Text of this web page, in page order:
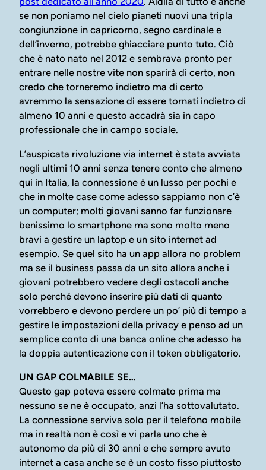
se non poniamo nel cielo pianeti nuovi una tripla
congiunzione in capricorno, segno cardinale e
dell’inverno, potrebbe ghiacciare punto tuto. Ciò
che è nato nato nel 2012 e sembrava pronto per
entrare nelle nostre vite non sparirà di certo, non
credo che torneremo indietro ma di certo
avremmo la sensazione di essere tornati indietro di
almeno 10 anni e questo accadrà sia in capo
professionale che in campo sociale.
L’auspicata rivoluzione via internet è stata avviata
negli ultimi 10 anni senza tenere conto che almeno
qui in Italia, la connessione è un lusso per pochi e
che in molte case come adesso sappiamo non c’è
un computer; molti giovani sanno far funzionare
benissimo lo smartphone ma sono molto meno
bravi a gestire un laptop e un sito internet ad
esempio. Se quel sito ha un app allora no problem
ma se il business passa da un sito allora anche i
giovani potrebbero vedere degli ostacoli anche
solo perché devono inserire più dati di quanto
vorrebbero e devono perdere un po’ più di tempo a
gestire le impostazioni della privacy e penso ad un
semplice conto di una banca online che adesso ha
la doppia autenticazione con il token obbligatorio.
UN GAP COLMABILE SE…
Questo gap poteva essere colmato prima ma
nessuno se ne è occupato, anzi l’ha sottovalutato.
La connessione serviva solo per il telefono mobile
ma in realtà non è così e vi parla uno che è
autonomo da più di 30 anni e che sempre avuto
internet a casa anche se è un costo fisso piuttosto